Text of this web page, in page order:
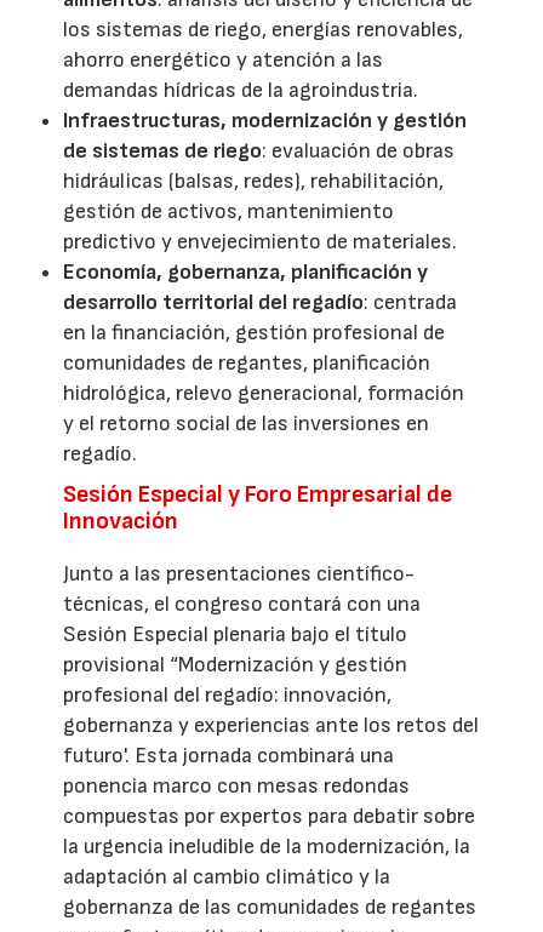
los sistemas de riego, energías renovables,
ahorro energético y atención a las
demandas hídricas de la agroindustria.
Infraestructuras, modernización y gestión
de sistemas de riego: evaluación de obras
hidráulicas (balsas, redes), rehabilitación,
gestión de activos, mantenimiento
predictivo y envejecimiento de materiales.
Economía, gobernanza, planificación y
desarrollo territorial del regadío: centrada
en la financiación, gestión profesional de
comunidades de regantes, planificación
hidrológica, relevo generacional, formación
y el retorno social de las inversiones en
regadío.
Sesión Especial y Foro Empresarial de
Innovación
Junto a las presentaciones científico-
técnicas, el congreso contará con una
Sesión Especial plenaria bajo el título
provisional “Modernización y gestión
profesional del regadío: innovación,
gobernanza y experiencias ante los retos del
futuro'. Esta jornada combinará una
ponencia marco con mesas redondas
compuestas por expertos para debatir sobre
la urgencia ineludible de la modernización, la
adaptación al cambio climático y la
gobernanza de las comunidades de regantes